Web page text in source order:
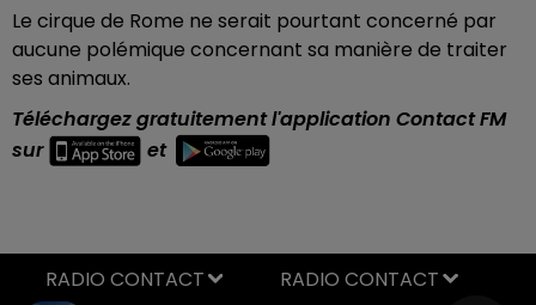
Le cirque de Rome ne serait pourtant concerné par
aucune polémique concernant sa manière de traiter
ses animaux.
Téléchargez gratuitement l'application Contact FM
sur
et
RADIO CONTACT